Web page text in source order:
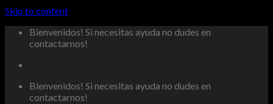
Skip to content
Bienvenidos! Si necesitas ayuda no dudes en
contactarnos!
Bienvenidos! Si necesitas ayuda no dudes en
contactarnos!